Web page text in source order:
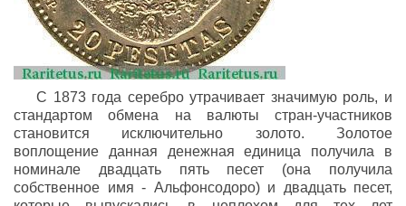
С 1873 года серебро утрачивает значимую роль, и
стандартом обмена на валюты стран-участников
становится исключительно золото. Золотое
воплощение данная денежная единица получила в
номинале двадцать пять песет (она получила
собственное имя - Альфонсодоро) и двадцать песет,